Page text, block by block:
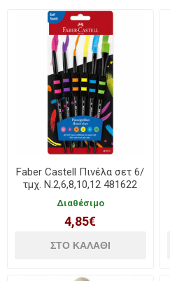
Faber Castell Πινέλα σετ 6/
τμχ. Ν.2,6,8,10,12 481622
Διαθέσιμο
4,85€